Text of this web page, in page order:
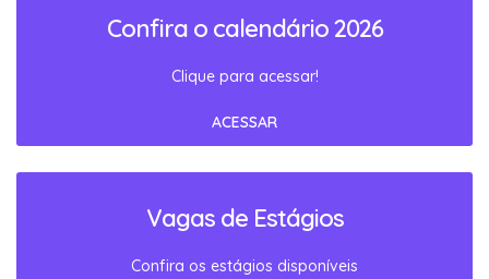
Confira o calendário 2026
Clique para acessar!
ACESSAR
Vagas de Estágios
Confira os estágios disponíveis